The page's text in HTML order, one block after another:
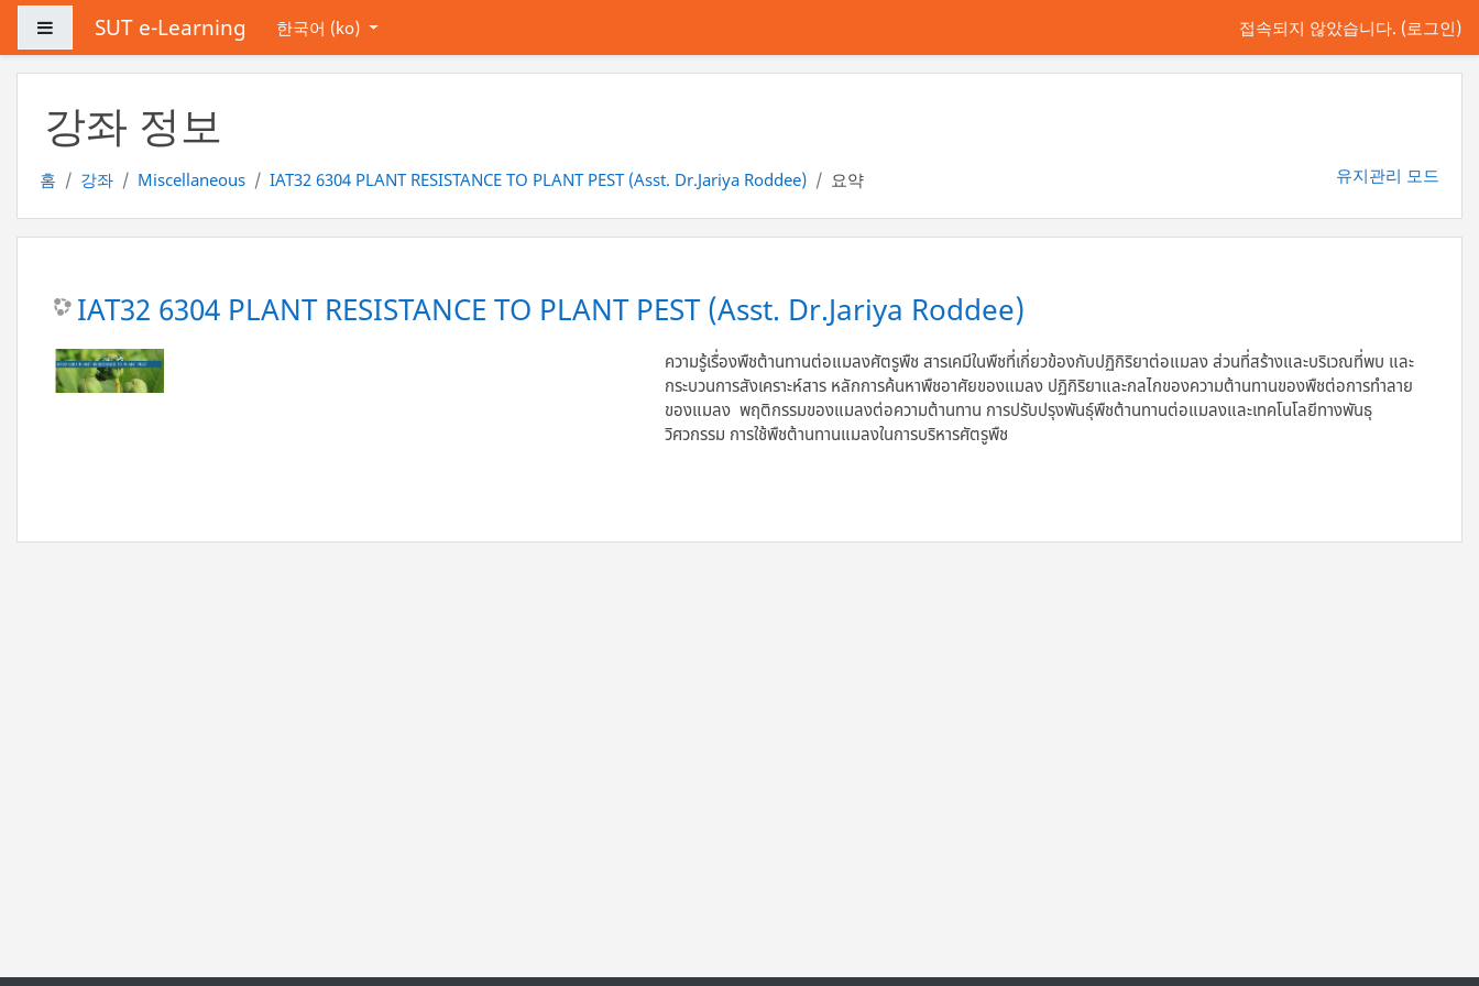
메인 콘텐츠로 건너뛰기
측면 패널SUT e-Learning 한국어 ‎(ko)‎ 접속되지 않았습니다. (로그인)
강좌 정보
홈 강좌 Miscellaneous IAT32 6304 PLANT RESISTANCE TO PLANT PEST (Asst. Dr.Jariya Roddee) 요약 유지관리 모드
IAT32 6304 PLANT RESISTANCE TO PLANT PEST (Asst. Dr.Jariya Roddee)
ความรู้เรื่องพืชต้านทานต่อแมลงศัตรูพืช สารเคมีในพืชที่เกี่ยวข้องกับปฏิกิริยาต่อแมลง ส่วนที่สร้างและบริเวณที่พบ และ
กระบวนการสังเคราะห์สาร หลักการค้นหาพืชอาศัยของแมลง ปฏิกิริยาและกลไกของความต้านทานของพืชต่อการทำลาย
ของแมลง พฤติกรรมของแมลงต่อความต้านทาน การปรับปรุงพันธุ์พืชต้านทานต่อแมลงและเทคโนโลยีทางพันธุ
วิศวกรรม การใช้พืชต้านทานแมลงในการบริหารศัตรูพืช